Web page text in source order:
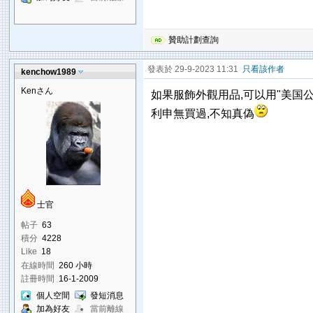
贊助計劃查詢
kenchow1989
Kenさん
士官
帖子 63
積分 4228
Like 18
在線時間 260 小時
註冊時間 16-1-2009
個人空間
發短消息
加為好友
當前離線
發表於 29-9-2023 11:31 只看該作者
如果服飾外觀用品,可以用"美国
利申無買過,不知真偽